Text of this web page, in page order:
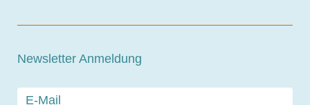
Newsletter Anmeldung